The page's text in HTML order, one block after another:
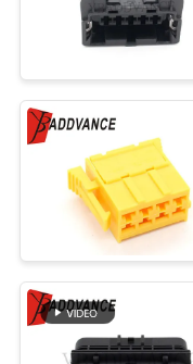
ΑΠΌΣΠΑΣΜΑ
SITEMAP
ΠΟΛΙΤΙΚΉ
ΑΠΟΡΡΉΤΟΥ